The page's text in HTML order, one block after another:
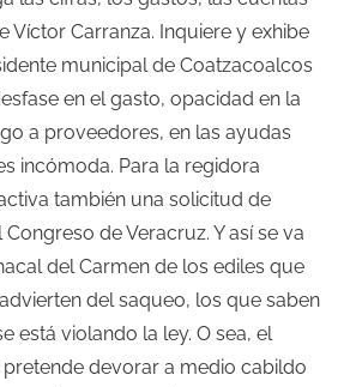
Víctor Carranza. Inquiere y exhibe
municipal de Coatzacoalcos
en el gasto, opacidad en la
a proveedores, en las ayudas
incómoda. Para la regidora
también una solicitud de
de Veracruz. Y así se va
del Carmen de los ediles que
del saqueo, los que saben
está violando la ley. O sea, el
devorar a medio cabildo